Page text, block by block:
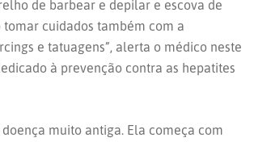
de barbear e depilar e escova de
tomar cuidados também com a
e tatuagens”, alerta o médico neste
à prevenção contra as hepatites
muito antiga. Ela começa com